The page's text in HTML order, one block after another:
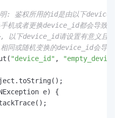
: 鉴权所用的id是由以下device_id
或者更换device_id都会导致重新
下device_id请设置有意义且具
或随机变换的device_id会导致鉴
"device_id" ,
e) {